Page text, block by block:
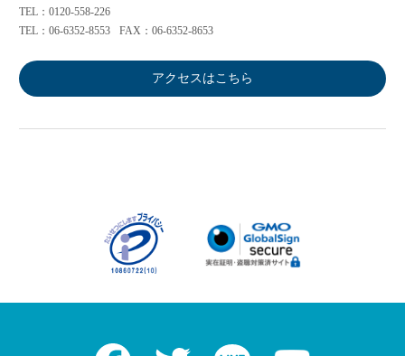
TEL：0120-558-226
TEL：06-6352-8553
FAX：06-6352-8653
アクセスはこちら
Facebook Twitter